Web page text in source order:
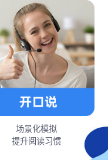
场景化模拟
提升阅读习惯